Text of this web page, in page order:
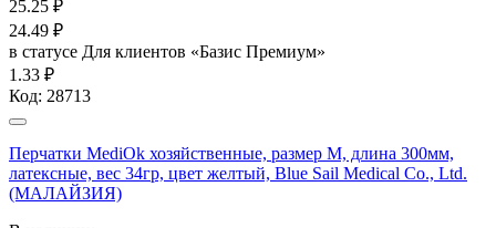
25.25 ₽
24.49 ₽
в статусе Для клиентов «Базис Премиум»
1.33 ₽
Код: 28713
Перчатки MediOk хозяйственные, размер M, длина 300мм,
латексные, вес 34гр, цвет желтый, Blue Sail Medical Co., Ltd.
(МАЛАЙЗИЯ)